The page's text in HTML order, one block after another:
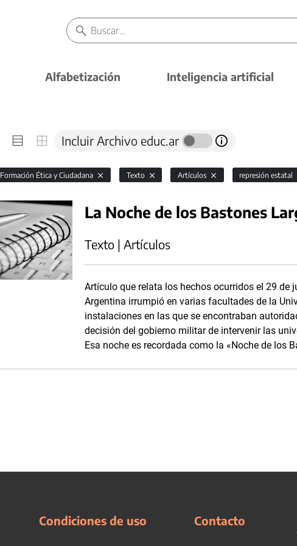
Alfabetización Inteligencia artificial
Incluir Archivo educ.ar
Formación Ética y Ciudadana Texto Artículos represión estatal
La Noche de los Bastones
Texto | Artículos
Artículo que relata los hechos ocurridos el 29 de
Argentina irrumpió en varias facultades de la
instalaciones en las que se encontraban
decisión del gobierno militar de intervenir las
Esa noche es recordada como la «Noche de los
Condiciones de uso Contacto